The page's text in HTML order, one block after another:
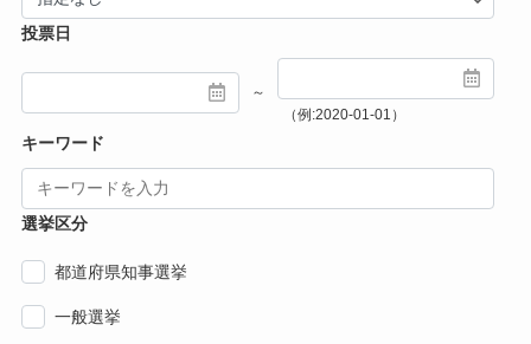
投票日
～
（例:2020-01-01）
キーワード
選挙区分
都道府県知事選挙
一般選挙